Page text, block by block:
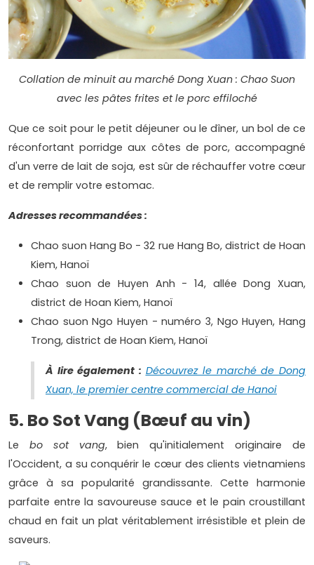
Collation de minuit au marché Dong Xuan : Chao Suon
avec les pâtes frites et le porc effiloché
Que ce soit pour le petit déjeuner ou le dîner, un bol de ce
réconfortant porridge aux côtes de porc, accompagné
d'un verre de lait de soja, est sûr de réchauffer votre cœur
et de remplir votre estomac.
Adresses recommandées :
Chao suon Hang Bo - 32 rue Hang Bo, district de Hoan
Kiem, Hanoï
Chao suon de Huyen Anh - 14, allée Dong Xuan,
district de Hoan Kiem, Hanoï
Chao suon Ngo Huyen - numéro 3, Ngo Huyen, Hang
Trong, district de Hoan Kiem, Hanoï
À lire également : Découvrez le marché de Dong
Xuan, le premier centre commercial de Hanoi
5. Bo Sot Vang (Bœuf au vin)
Le bo sot vang, bien qu'initialement originaire de
l'Occident, a su conquérir le cœur des clients vietnamiens
grâce à sa popularité grandissante. Cette harmonie
parfaite entre la savoureuse sauce et le pain croustillant
chaud en fait un plat véritablement irrésistible et plein de
saveurs.